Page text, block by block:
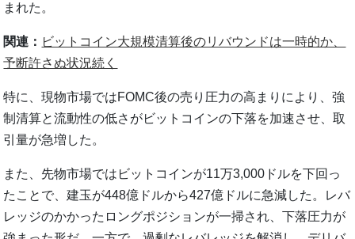
まれた。
関連： ビットコイン大規模清算後のリバウンドは一時的か、
予断許さぬ状況続く
特に、現物市場ではFOMC後の売り圧力の高まりにより、強
制清算と流動性の低さがビットコインの下落を加速させ、取
引量が急増した。
また、先物市場ではビットコインが11万3,000ドルを下回っ
たことで、建玉が448億ドルから427億ドルに急減した。レバ
レッジのかかったロングポジションが一掃され、下落圧力が